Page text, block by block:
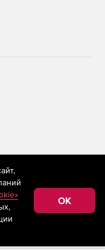
применяются
технологии
сбора,
к
Федерации)
OK